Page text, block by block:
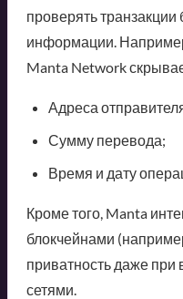
проверять
информации.
Manta Network
Адреса
Сумму перевода;
Время и дату
Кроме того, Manta
блокчейнами
приватность даже
сетями.